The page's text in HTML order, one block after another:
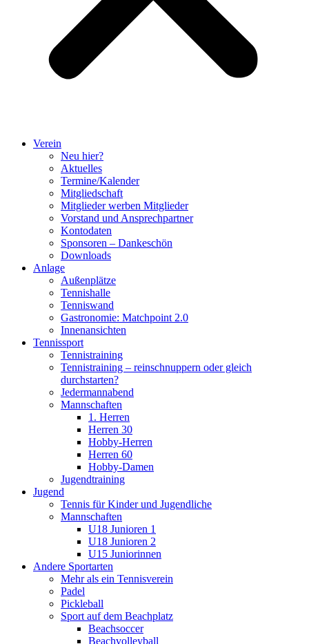
Verein
Neu hier?
Aktuelles
Termine/Kalender
Mitgliedschaft
Mitglieder werben Mitglieder
Vorstand und Ansprechpartner
Kontodaten
Sponsoren – Dankeschön
Downloads
Anlage
Außenplätze
Tennishalle
Tenniswand
Gastronomie: Matchpoint 2.0
Innenansichten
Tennissport
Tennistraining
Tennistraining – reinschnuppern oder gleich
durchstarten?
Jedermannabend
Mannschaften
1. Herren
Herren 30
Hobby-Herren
Herren 60
Hobby-Damen
Jugendtraining
Jugend
Tennis für Kinder und Jugendliche
Mannschaften
U18 Junioren 1
U18 Junioren 2
U15 Juniorinnen
Andere Sportarten
Mehr als ein Tennisverein
Padel
Pickleball
Sport auf dem Beachplatz
Beachsoccer
Beachvolleyball